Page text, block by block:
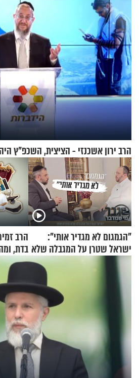
הרב ירון אשכנזי - הציצית, השכפ"ץ
"הגמגום לא מגדיר אותי":
ישראל שטרן על המגבלה שלא
עוצרת אותו
הרב
בדת,